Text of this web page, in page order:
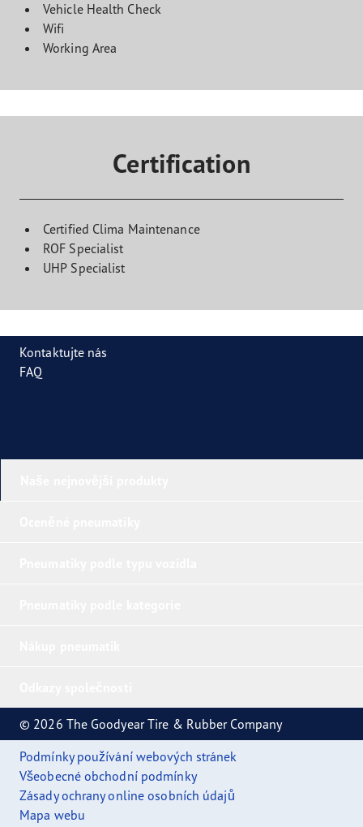
Vehicle Health Check
Wifi
Working Area
Certification
Certified Clima Maintenance
ROF Specialist
UHP Specialist
Kontaktujte nás
FAQ
© 2026 The Goodyear Tire & Rubber Company
Podmínky používání webových stránek
Všeobecné obchodní podmínky
Zásady ochrany online osobních údajů
Mapa webu